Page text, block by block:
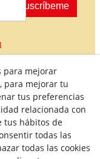
Suscríbeme
de compra
para mejorar
para mejorar tu
tus preferencias
relacionada con
tus hábitos de
todas las
todas las cookies